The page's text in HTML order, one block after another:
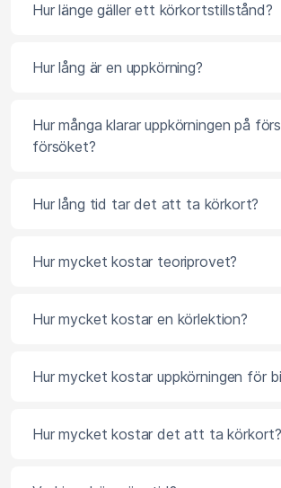
Hur länge gäller ett körkortstillstånd?
Hur lång är en uppkörning?
Hur många klarar uppkörningen på
försöket?
Hur lång tid tar det att ta körkort?
Hur mycket kostar teoriprovet?
Hur mycket kostar en körlektion?
Hur mycket kostar uppkörningen för
Hur mycket kostar det att ta körkort?